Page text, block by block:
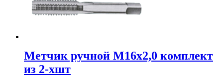
Метчик ручной М16х2,0 комплект
из 2-хшт